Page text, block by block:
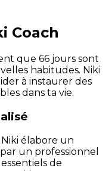
Coach
que 66 jours sont
habitudes. Niki
à instaurer des
dans ta vie.
élabore un
un professionnel
de